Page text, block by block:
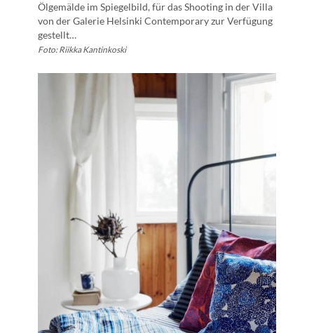
Ölgemälde im Spiegelbild, für das Shooting in der Villa
von der Galerie Helsinki Contemporary zur Verfügung
gestellt…
Foto: Riikka Kantinkoski